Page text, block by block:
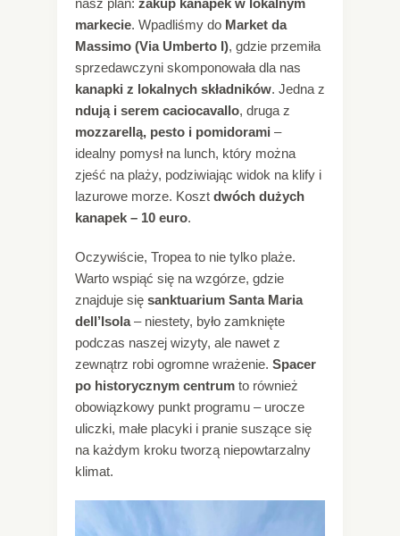
nasz plan: zakup kanapek w lokalnym
markecie. Wpadliśmy do Market da
Massimo (Via Umberto I), gdzie przemiła
sprzedawczyni skomponowała dla nas
kanapki z lokalnych składników. Jedna z
ndują i serem caciocavallo, druga z
mozzarellą, pesto i pomidorami –
idealny pomysł na lunch, który można
zjeść na plaży, podziwiając widok na klify i
lazurowe morze. Koszt dwóch dużych
kanapek – 10 euro.
Oczywiście, Tropea to nie tylko plaże.
Warto wspiąć się na wzgórze, gdzie
znajduje się sanktuarium Santa Maria
dell’Isola– niestety, było zamknięte
podczas naszej wizyty, ale nawet z
zewnątrz robi ogromne wrażenie. Spacer
po historycznym centrum to również
obowiązkowy punkt programu – urocze
uliczki, małe placyki i pranie suszące się
na każdym kroku tworzą niepowtarzalny
klimat.